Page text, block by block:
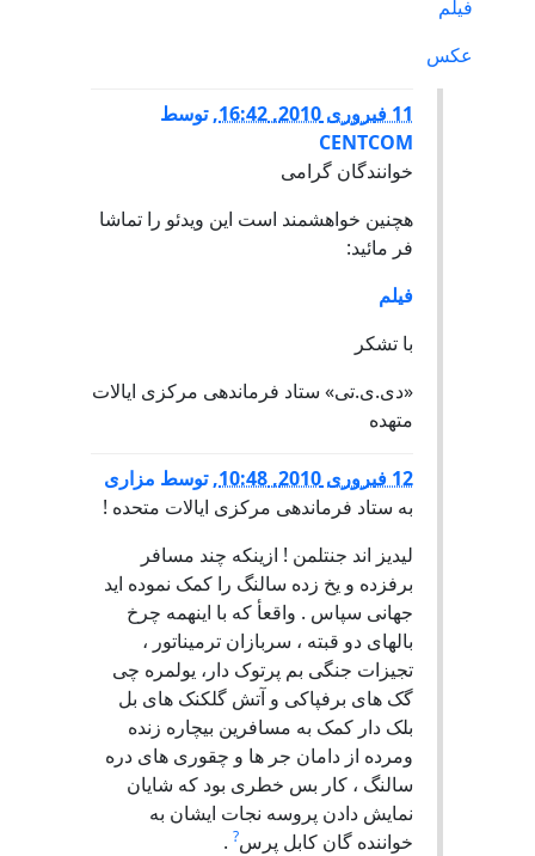
فیلم
عکس
11 فبروری 2010, 16:42 ,توسط
CENTCOM
خوانندگان گرامی
هچنین خواهشمند است این ویدئو را تماشا
فر مائید:
فیلم
با تشکر
«دی.ی.تی» ستاد فرماندهی مرکزی ایالات
متهده
12 فبروری 2010, 10:48 ,توسط مزاری
به ستاد فرماندهی مرکزی ایالات متحده !
لیدیز اند جنتلمن ! ازینکه چند مسافر
برفزده و یخ زده سالنگ را کمک نموده اید
جهانی سپاس . واقعأ که با اینهمه چرخ
بالهای دو قبته ، سربازان ترمیناتور ،
تجیزات جنگی بم پرتوک دار، یولمره چی
گک های برفپاکی و آتش گلکنک های بل
بلک دار کمک به مسافرین بیچاره زنده
ومرده از دامان جر ها و چقوری های دره
سالنگ ، کار بس خطری بود که شایان
نمایش دادن پروسه نجات ایشان به
خواننده گان کابل پرس?
.